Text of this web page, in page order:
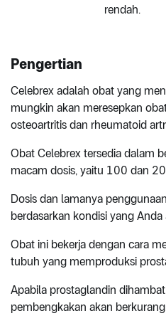
rendah.
Pengertian
Celebrex adalah obat yang
mungkin akan meresepkan
osteoartritis dan rheumatoid
Obat Celebrex tersedia dalam
macam dosis, yaitu 100 dan
Dosis dan lamanya
berdasarkan kondisi yang Anda
Obat ini bekerja dengan cara
tubuh yang memproduksi
Apabila prostaglandin
pembengkakan akan